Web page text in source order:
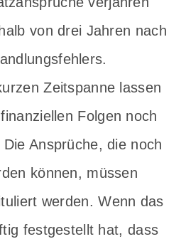
von drei Jahren nach
Zeitspanne lassen
Folgen noch
Ansprüche, die noch
können, müssen
werden. Wenn das
festgestellt hat, dass